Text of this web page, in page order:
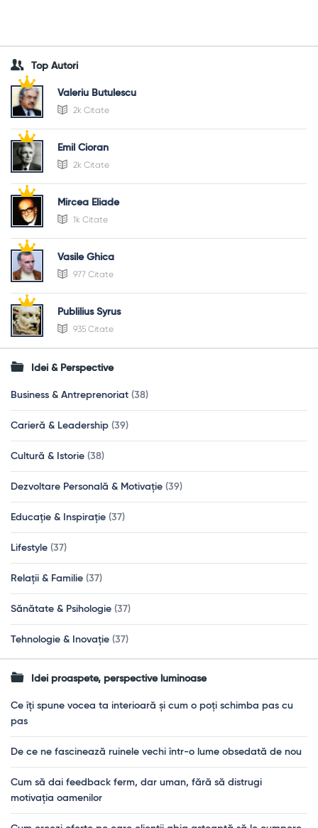
Top Autori
Valeriu Butulescu
2k Citate
Emil Cioran
2k Citate
Mircea Eliade
1k Citate
Vasile Ghica
977 Citate
Publilius Syrus
935 Citate
Idei & Perspective
Business & Antreprenoriat (38)
Carieră & Leadership (39)
Cultură & Istorie (38)
Dezvoltare Personală & Motivație (39)
Educație & Inspirație (37)
Lifestyle (37)
Relații & Familie (37)
Sănătate & Psihologie (37)
Tehnologie & Inovație (37)
Idei proaspete, perspective luminoase
Ce îți spune vocea ta interioară și cum o poți schimba pas cu
pas
De ce ne fascinează ruinele vechi într-o lume obsedată de nou
Cum să dai feedback ferm, dar uman, fără să distrugi
motivația oamenilor